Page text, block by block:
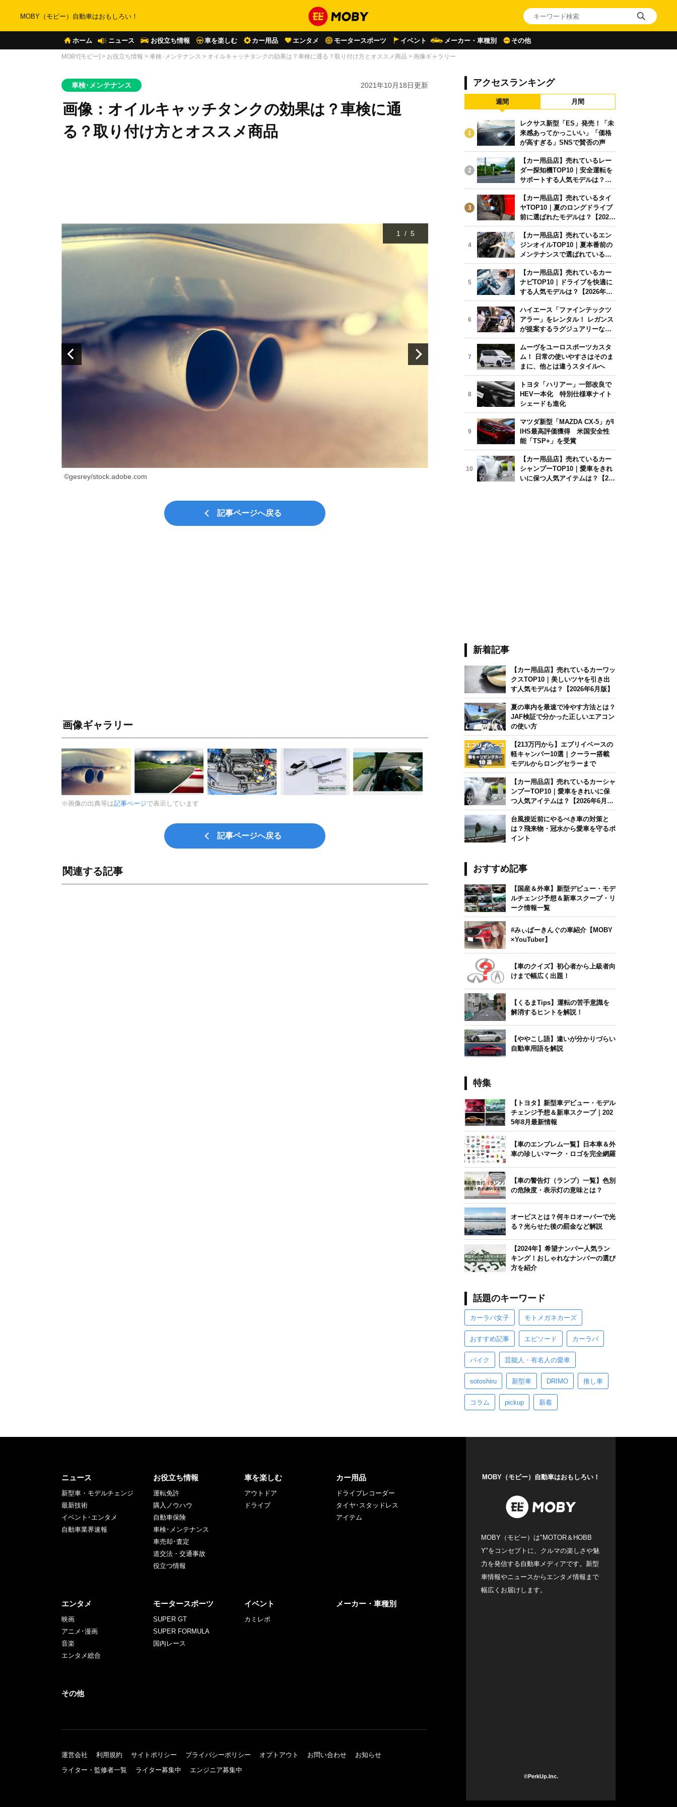
MOBY（モビー）自動車はおもしろい！
ホーム ニュース お役立ち情報 車を楽しむ カー用品 エンタメ モータースポーツ イベント メーカー・車種別 その他
MOBY[モビー] > お役立ち情報 > 車検･メンテナンス > オイルキャッチタンクの効果は？車検に通る？取り付け方とオススメ商品 > 画像ギャラリー
車検･メンテナンス 2021年10月18日更新
画像：オイルキャッチタンクの効果は？車検に通
る？取り付け方とオススメ商品
©gesrey/stock.adobe.com ©Image Craft/stock.adobe.com
1 / 5
記事ページへ戻る
画像ギャラリー
※画像の出典等は記事ページで表示しています
記事ページへ戻る
関連する記事
アクセスランキング
週間 月間
1
レクサス新型「ES」発売！「未
来感あってかっこいい」「価格
が高すぎる」SNSで賛否の声
2
【カー用品店】売れているレー
ダー探知機TOP10｜安全運転を
サポートする人気モデルは？【2
026年6月版】
3
【カー用品店】売れているタイ
ヤTOP10｜夏のロングドライブ
前に選ばれたモデルは？【2026
年6月版】
4
【カー用品店】売れているエン
ジンオイルTOP10｜夏本番前の
メンテナンスで選ばれている人
気モデルは？【2026年6月版】
5
【カー用品店】売れているカー
ナビTOP10｜ドライブを快適に
する人気モデルは？【2026年6
月版】
6
ハイエース「ファインテックツ
アラー」をレンタル！ レガンス
が提案するラグジュアリーな移
動体験
7
ムーヴをユーロスポーツカスタ
ム！ 日常の使いやすさはそのま
まに、他とは違うスタイルへ
8
トヨタ「ハリアー」一部改良で
HEV一本化 特別仕様車ナイト
シェードも進化
9
マツダ新型「MAZDA CX-5」がI
IHS最高評価獲得 米国安全性
能「TSP+」を受賞
10
【カー用品店】売れているカー
シャンプーTOP10｜愛車をきれ
いに保つ人気アイテムは？【202
新着記事
【カー用品店】売れているカーワッ
クスTOP10｜美しいツヤを引き出
す人気モデルは？【2026年6月版】
夏の車内を最速で冷やす方法とは？
JAF検証で分かった正しいエアコン
の使い方
【213万円から】エブリイベースの
軽キャンパー10選｜クーラー搭載
モデルからロングセラーまで
【カー用品店】売れているカーシャ
ンプーTOP10｜愛車をきれいに保
つ人気アイテムは？【2026年6月
版】
台風接近前にやるべき車の対策と
は？飛来物・冠水から愛車を守るポ
イント
おすすめ記事
【国産＆外車】新型デビュー・モデ
ルチェンジ予想＆新車スクープ・リ
ーク情報一覧
#みぃぱーきんぐの車紹介【MOBY
×YouTuber】
【車のクイズ】初心者から上級者向
けまで幅広く出題！
【くるまTips】運転の苦手意識を
解消するヒントを解説！
【ややこし語】違いが分かりづらい
自動車用語を解説
特集
【トヨタ】新型車デビュー・モデル
チェンジ予想＆新車スクープ｜202
5年8月最新情報
【車のエンブレム一覧】日本車＆外
車の珍しいマーク・ロゴを完全網羅
【車の警告灯（ランプ）一覧】色別
の危険度・表示灯の意味とは？
オービスとは？何キロオーバーで光
る？光らせた後の罰金など解説
【2024年】希望ナンバー人気ラン
キング！おしゃれなナンバーの選び
方を紹介
話題のキーワード
カーラバ女子 モトメガネカーズ
おすすめ記事 エピソード カーラバ
バイク 芸能人・有名人の愛車
sotoshiru 新型車 DRIMO 推し車
コラム pickup 新着
ニュース
新型車・モデルチェンジ
最新技術
イベント･エンタメ
自動車業界速報
お役立ち情報
運転免許
購入ノウハウ
自動車保険
車検･メンテナンス
車売却･査定
道交法・交通事故
役立つ情報
車を楽しむ
アウトドア
ドライブ
カー用品
ドライブレコーダー
タイヤ･スタッドレス
アイテム
エンタメ
映画
アニメ･漫画
音楽
エンタメ総合
モータースポーツ
SUPER GT
SUPER FORMULA
国内レース
イベント
カミレポ
メーカー・車種別
その他
運営会社 利用規約 サイトポリシー プライバシーポリシー オプトアウト お問い合わせ
お知らせ
ライター・監修者一覧
ライター募集中 エンジニア募集中
MOBY（モビー）自動車はおもしろい！
MOBY（モビー）は"MOTOR＆HOBB
Y"をコンセプトに、クルマの楽しさや魅
力を発信する自動車メディアです。新型
車情報やニュースからエンタメ情報まで
幅広くお届けします。
©PerkUp.Inc.